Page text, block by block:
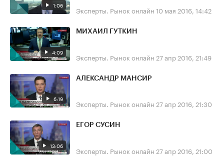
1:06 Эксперты. Рынок онлайн 10 мая 2016, 14:42
4:09
МИХАИЛ ГУТКИН
Эксперты. Рынок онлайн 27 апр 2016, 21:49
6:19
АЛЕКСАНДР МАНСИР
Эксперты. Рынок онлайн 27 апр 2016, 21:30
13:06
ЕГОР СУСИН
Эксперты. Рынок онлайн 27 апр 2016, 21:00